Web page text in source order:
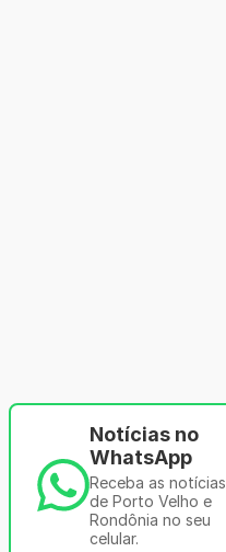
Notícias no
WhatsApp
Receba as notícias
de Porto Velho e
Rondônia no seu
celular.